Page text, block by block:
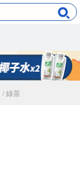
/ 綠茶